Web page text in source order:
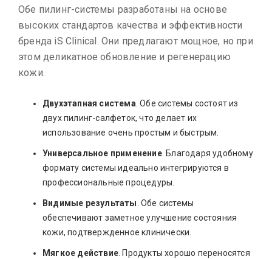
Обе пилинг-системы разработаны на основе
высоких стандартов качества и эффективности
бренда iS Clinical. Они предлагают мощное, но при
этом деликатное обновление и регенерацию
кожи.
Двухэтапная система . Обе системы состоят из
двух пилинг-салфеток, что делает их
использование очень простым и быстрым.
Универсальное применение. Благодаря удобному
формату системы идеально интегрируются в
профессиональные процедуры.
Видимые результаты . Обе системы
обеспечивают заметное улучшение состояния
кожи, подтвержденное клинически.
Мягкое действие . Продукты хорошо переносятся